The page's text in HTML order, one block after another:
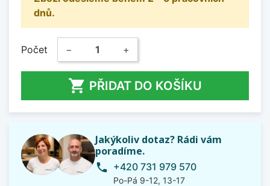
dnů.
Počet − +
 PŘIDAT DO KOŠÍKU
Jakýkoliv dotaz? Rádi vám
poradíme.
phone +420 731 979 570
Po-Pá 9-12, 13-17